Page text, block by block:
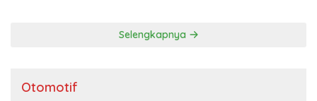
Selengkapnya
Otomotif